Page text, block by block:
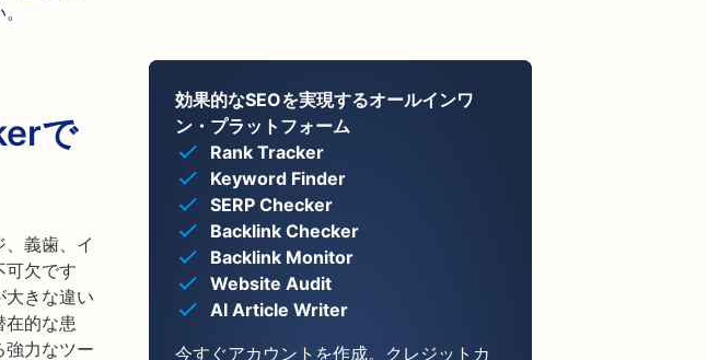
で
義歯、イ
可欠です
大きな違い
在的な患
強力なツー
効果的なSEOを実現するオールインワ
ン・プラットフォーム
Rank Tracker
Keyword Finder
SERP Checker
Backlink Checker
Backlink Monitor
Website Audit
AI Article Writer
今すぐアカウントを作成。クレジットカ